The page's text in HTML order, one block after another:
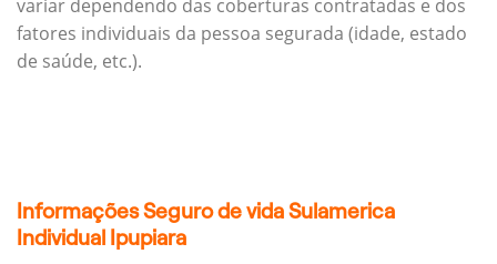
variar dependendo das coberturas contratadas e dos
fatores individuais da pessoa segurada (idade, estado
de saúde, etc.).
Informações Seguro de vida Sulamerica
Individual Ipupiara